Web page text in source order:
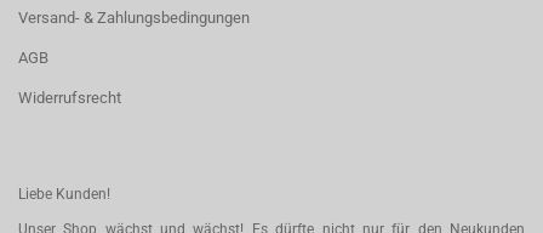
Versand- & Zahlungsbedingungen
AGB
Widerrufsrecht
Liebe Kunden!
Unser Shop wächst und wächst! Es dürfte nicht nur für den Neukunden